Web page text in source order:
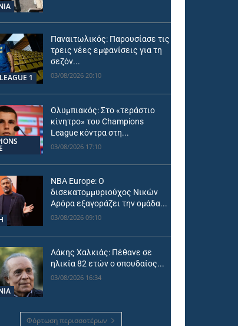
1
Παναιτωλικός: Παρουσίασε τις
τρεις νέες εμφανίσεις για τη
σεζόν...
03/08/2026 20:10
Ολυμπιακός: Στο «τεράστιο
κίνητρο» του Champions
League κόντρα στη...
03/08/2026 17:10
NBA Europe: Ο
δισεκατομμυριούχος Νικών
Αρόρα εξαγοράζει την ομάδα...
03/08/2026 09:10
Λάκης Χαλκιάς: Πέθανε σε
ηλικία 82 ετών ο σπουδαίος...
03/08/2026 16:34
Φόρτωση περισσοτέρων